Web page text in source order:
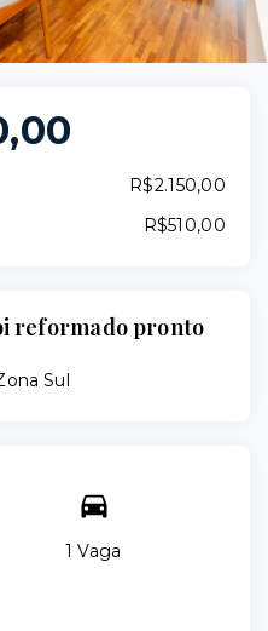
R$2.150,00
R$510,00
reformado pronto
Sul
1 Vaga